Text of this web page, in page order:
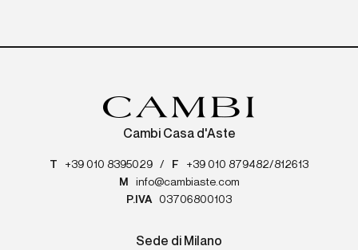
Cambi Casa d'Aste
T +39 010 8395029 / F
+39 010 879482/812613
M
info@cambiaste.com
P.IVA
03706800103
Sede di Milano